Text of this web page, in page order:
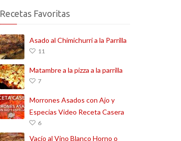
Recetas Favoritas
Asado al Chimichurri a la Parrilla
11
Matambre a la pizza a la parrilla
7
Morrones Asados con Ajo y
Especias Video Receta Casera
6
Vacío al Vino Blanco Horno o